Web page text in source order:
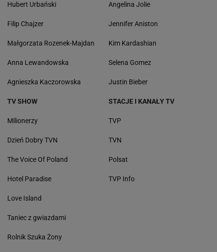
Hubert Urbański
Filip Chajzer
Małgorzata Rozenek-Majdan
Anna Lewandowska
Agnieszka Kaczorowska
Angelina Jolie
Jennifer Aniston
Kim Kardashian
Selena Gomez
Justin Bieber
TV SHOW
Milionerzy
Dzień Dobry TVN
The Voice Of Poland
Hotel Paradise
Love Island
Taniec z gwiazdami
Rolnik Szuka Żony
STACJE I KANAŁY TV
TVP
TVN
Polsat
TVP Info